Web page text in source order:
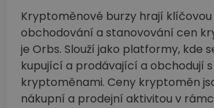
Kryptoměnové burzy hrají klíčovou
obchodování a stanovování cen
je Orbs. Slouží jako platformy, kde
kupující a prodávající a obchodují s
kryptoměnami. Ceny kryptoměn
nákupní a prodejní aktivitou v